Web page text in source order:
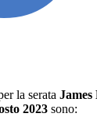
la serata James
2023 sono: